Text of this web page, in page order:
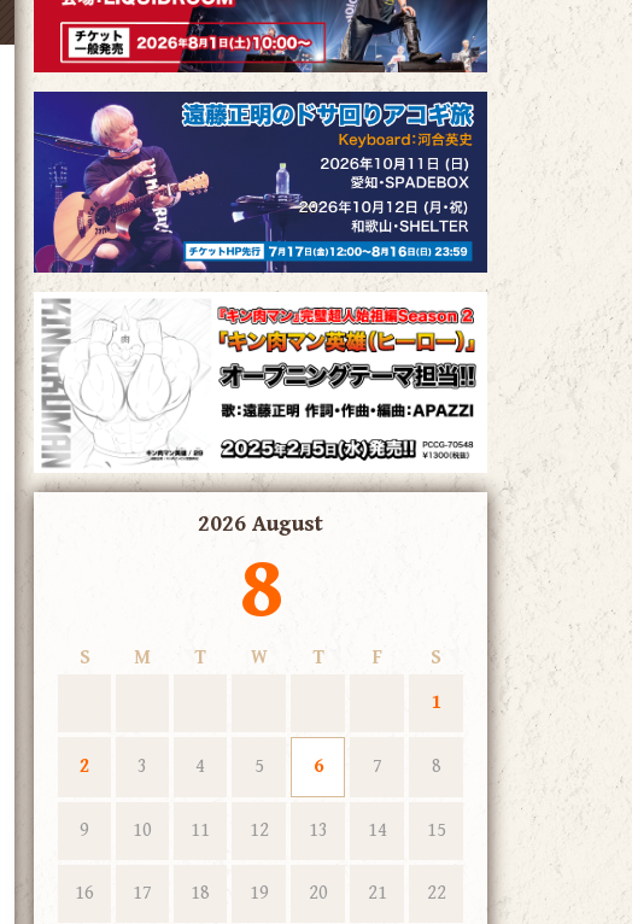
2026 August
8
S M T W T F
S
1
2 3 4 5 6 7 8
9 10 11 12 13 14 15
16 17 18 19 20 21 22